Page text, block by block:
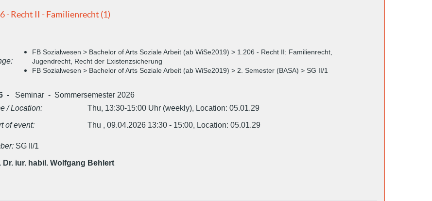
- Recht II - Familienrecht (1)
FB Sozialwesen > Bachelor of Arts Soziale Arbeit (ab WiSe2019) > 1.206 - Recht II: Familienrecht,
Jugendrecht, Recht der Existenzsicherung
FB Sozialwesen > Bachelor of Arts Soziale Arbeit (ab WiSe2019) > 2. Semester (BASA) > SG II/1
-
Seminar - Sommersemester 2026
/ Location:
Thu, 13:30-15:00 Uhr (weekly), Location: 05.01.29
of event: Thu , 09.04.2026 13:30 - 15:00, Location: 05.01.29
SG II/1
Dr. iur. habil. Wolfgang Behlert